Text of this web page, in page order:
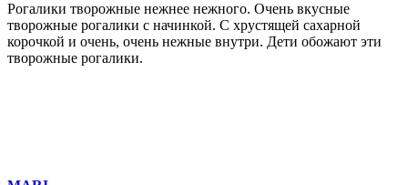
Рогалики творожные нежнее нежного. Очень вкусные
творожные рогалики с начинкой. С хрустящей сахарной
корочкой и очень, очень нежные внутри. Дети обожают эти
творожные рогалики.